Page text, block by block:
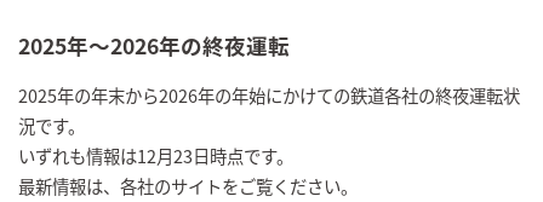
2025年～2026年の終夜運転
2025年の年末から2026年の年始にかけての鉄道各社の終夜運転状
況です。
いずれも情報は12月23日時点です。
最新情報は、各社のサイトをご覧ください。